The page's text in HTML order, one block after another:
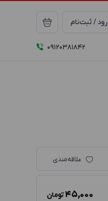
/ ثبت‌نام
09120381842
علاقه‌مندی
45,000تومان